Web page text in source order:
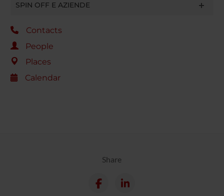
SPIN OFF E AZIENDE
Contacts
People
Places
Calendar
Share